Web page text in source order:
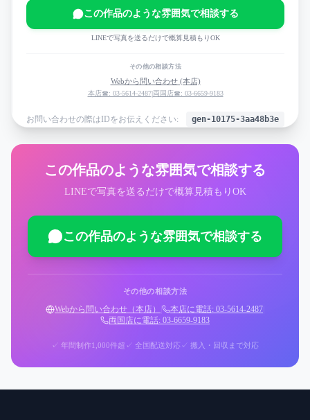
この作品のような雰囲気で相談する
LINEで写真を送るだけで概算見積もりOK
その他の相談方法
Webから問い合わせ (本店)
本店☎: 03-5614-2487|両国店☎: 03-6659-9183
お問い合わせの際はIDをお伝えください: gen-10175-3aa48b3e
この作品のような雰囲気で相談する
LINEで写真を送るだけで概算見積もりOK
この作品のような雰囲気で相談する
その他の相談方法
Webから問い合わせ（本店） 本店に電話: 03-5614-2487
両国店に電話: 03-6659-9183
✓ 年間制作1,000件超 ✓ 全国配送対応 ✓ 搬入・回収まで対応